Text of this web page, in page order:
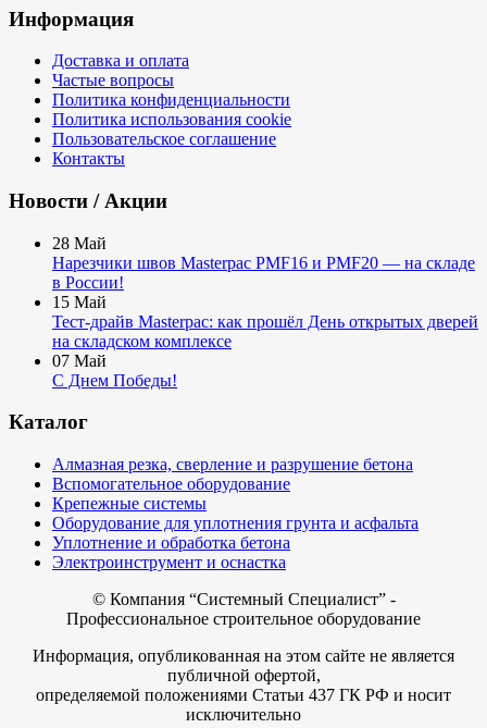
Информация
Доставка и оплата
Частые вопросы
Политика конфиденциальности
Политика использования cookie
Пользовательское соглашение
Контакты
Новости / Акции
28 Май
Нарезчики швов Masterpac PMF16 и PMF20 — на складе
в России!
15 Май
Тест-драйв Masterpac: как прошёл День открытых дверей
на складском комплексе
07 Май
С Днем Победы!
Каталог
Алмазная резка, сверление и разрушение бетона
Вспомогательное оборудование
Крепежные системы
Оборудование для уплотнения грунта и асфальта
Уплотнение и обработка бетона
Электроинструмент и оснастка
© Компания “Системный Специалист” -
Профессиональное строительное оборудование
Информация, опубликованная на этом сайте не является
публичной офертой,
определяемой положениями Статьи 437 ГК РФ и носит
исключительно